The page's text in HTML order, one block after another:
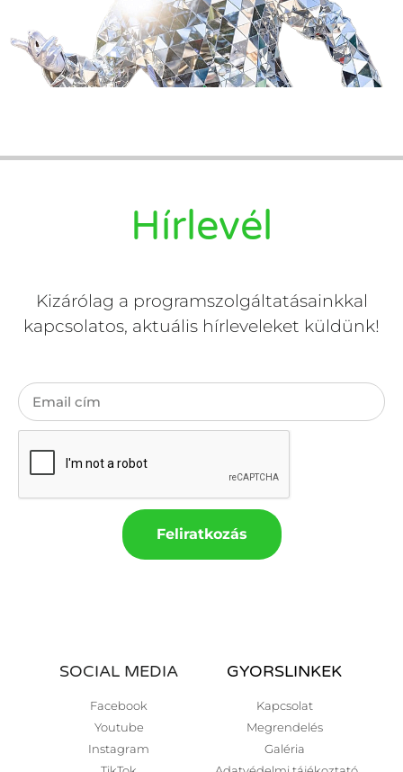
Hírlevél
Kizárólag a programszolgáltatásainkkal
kapcsolatos, aktuális hírleveleket küldünk!
Feliratkozás
SOCIAL MEDIA
Facebook
Youtube
Instagram
GYORSLINKEK
Kapcsolat
Megrendelés
Galéria